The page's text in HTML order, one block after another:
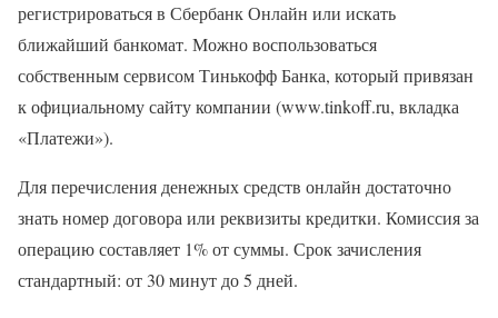
регистрироваться в Сбербанк Онлайн или искать
ближайший банкомат. Можно воспользоваться
собственным сервисом Тинькофф Банка, который привязан
к официальному сайту компании (www.tinkoff.ru, вкладка
«Платежи»).
Для перечисления денежных средств онлайн достаточно
знать номер договора или реквизиты кредитки. Комиссия за
операцию составляет 1% от суммы. Срок зачисления
стандартный: от 30 минут до 5 дней.